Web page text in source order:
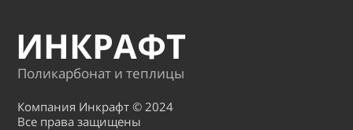
ИНКРАФТ
Поликарбонат и теплицы
Компания Инкрафт © 2024
Все права защищены